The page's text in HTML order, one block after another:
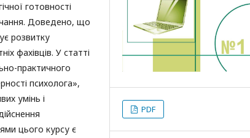
готовності
Доведено, що
розвитку
фахівців. У статті
практи­чного
психолога»,
умінь і
цього курсу є
PDF